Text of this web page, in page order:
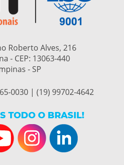
Roberto Alves, 216
- CEP: 13063-440
- SP
0030 | (19) 99702-4642
TODO O BRASIL!